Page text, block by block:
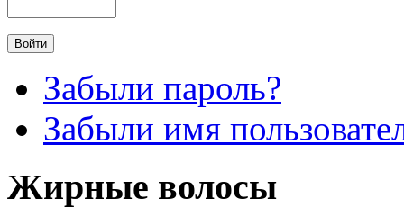
Забыли пароль?
Забыли имя
Жирные волосы